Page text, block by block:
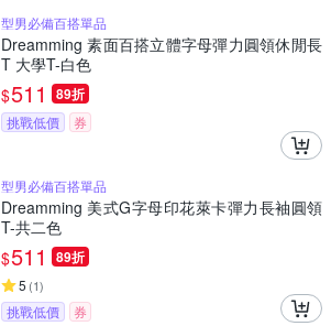
型男必備百搭單品
Dreamming 素面百搭立體字母彈力圓領休閒長
T 大學T-白色
$511 89折
挑戰低價 券
型男必備百搭單品
Dreamming 美式G字母印花萊卡彈力長袖圓領
T-共二色
$511 89折
5 (1)
挑戰低價
券